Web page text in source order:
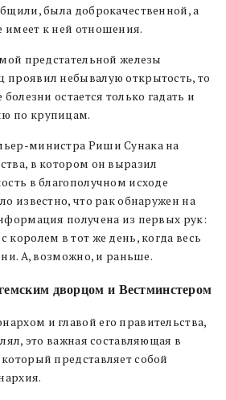
была доброкачественной, а
к ней отношения.
предстательной железы
проявил небывалую открытость, то
остается только гадать и
по крупицам.
министра Риши Сунака на
в котором он выразил
в благополучном исходе
известно, что рак обнаружен на
получена из первых рук:
в тот же день, когда весь
А, возможно, и раньше.
дворцом и Вестминстером
и главой его правительства,
это важная составляющая в
представляет собой